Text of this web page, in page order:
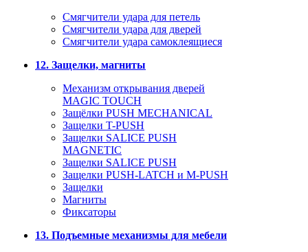
Смягчители удара для петель
Смягчители удара для дверей
Cмягчители удара самоклеящиеся
12. Защелки, магниты
Механизм открывания дверей
MAGIC TOUCH
Защёлки PUSH MECHANICAL
Защелки T-PUSH
Защелки SALICE PUSH
MAGNETIC
Защелки SALICE PUSH
Защелки PUSH-LATCH и M-PUSH
Защелки
Магниты
Фиксаторы
13. Подъемные механизмы для мебели